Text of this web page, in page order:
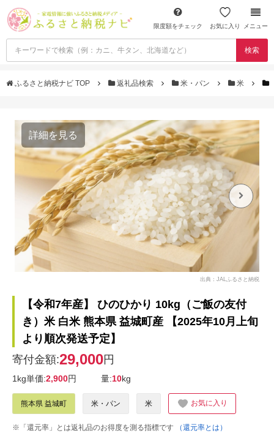
限度額をチェック お気に入り メニュー
検索
ふるさと納税ナビ TOP 返礼品検索 米・パン 米
詳細を見る
出典：JALふるさと納税
【令和7年産】 ひのひかり 10kg（ご飯の友付
き）米 白米 熊本県 益城町産 【2025年10月上旬
より順次発送予定】
寄付金額:29,000円
1kg単価:2,900円 量:10kg
熊本県 益城町 米・パン 米 お気に入り
※「還元率」とは返礼品のお得度を測る指標です
（還元率とは）